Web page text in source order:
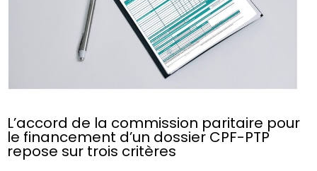
L’accord de la commission paritaire pour
le financement d’un dossier CPF-PTP
repose sur trois critères